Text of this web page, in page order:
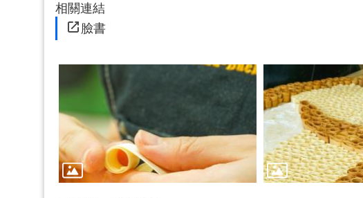
相關連結
臉書